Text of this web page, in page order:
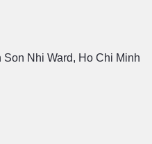
Son Nhi Ward, Ho Chi Minh